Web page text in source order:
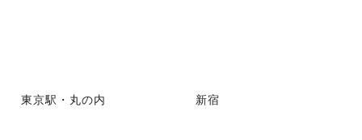
東京駅・丸の内 新宿